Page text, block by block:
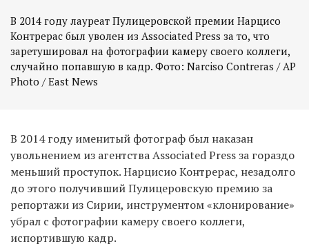
В 2014 году лауреат Пулицеровской премии Нарцисо
Контрерас был уволен из Associated Press за то, что
заретушировал на фотографии камеру своего коллеги,
случайно попавшую в кадр. Фото: Narciso Contreras / AP
Photo / East News
В 2014 году именитый фотограф был наказан
увольнением из агентства Associated Press за гораздо
меньший проступок. Нарцисио Контрерас, незадолго
до этого получивший Пулицеровскую премию за
репортажи из Сирии, инструментом «клонирование»
убрал с фотографии камеру своего коллеги,
испортившую кадр.